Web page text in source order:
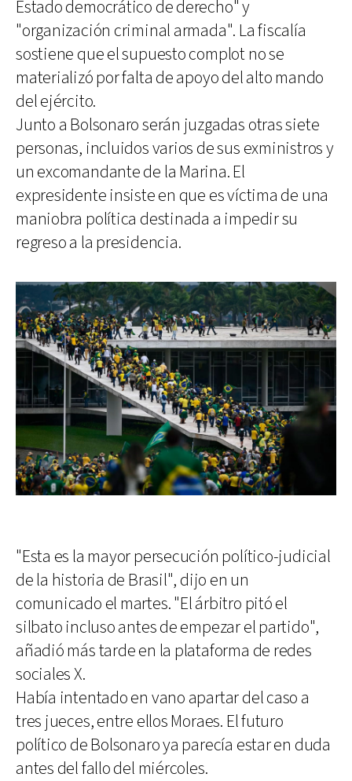
Estado democrático de derecho" y
"organización criminal armada". La fiscalía
sostiene que el supuesto complot no se
materializó por falta de apoyo del alto mando
del ejército.
Junto a Bolsonaro serán juzgadas otras siete
personas, incluidos varios de sus exministros y
un excomandante de la Marina. El
expresidente insiste en que es víctima de una
maniobra política destinada a impedir su
regreso a la presidencia.
"Esta es la mayor persecución político-judicial
de la historia de Brasil", dijo en un
comunicado el martes. "El árbitro pitó el
silbato incluso antes de empezar el partido",
añadió más tarde en la plataforma de redes
sociales X.
Había intentado en vano apartar del caso a
tres jueces, entre ellos Moraes. El futuro
político de Bolsonaro ya parecía estar en duda
antes del fallo del miércoles.